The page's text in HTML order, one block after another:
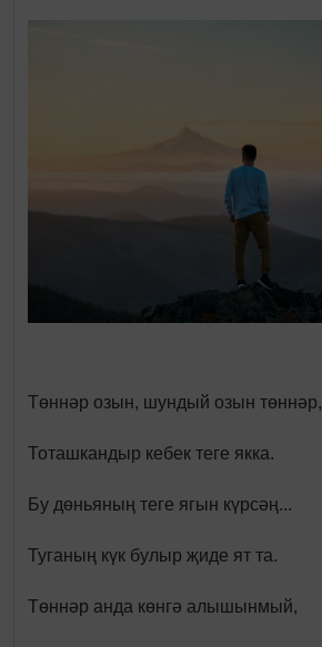
Төннәр озын, шундый озын төннәр,
Тоташкандыр кебек теге якка.
Бу дөньяның теге ягын күрсәң...
Туганың күк булыр җиде ят та.
Төннәр анда көнгә алышынмый,